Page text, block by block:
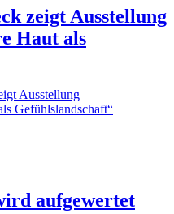
zeigt Ausstellung
Haut als
aufgewertet